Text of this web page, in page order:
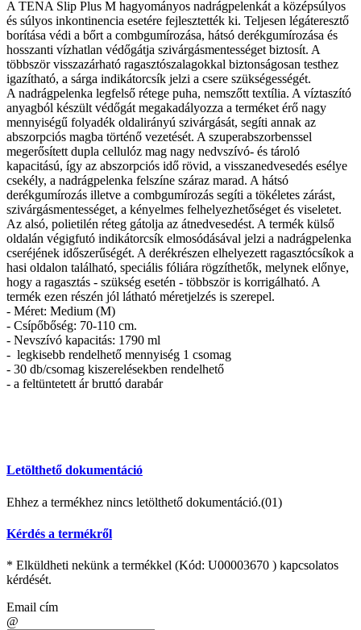
A TENA Slip Plus M hagyományos nadrágpelenkát a középsúlyos
és súlyos inkontinencia esetére fejlesztették ki. Teljesen légáteresztő
borítása védi a bőrt a combgumírozása, hátsó derékgumírozása és
hosszanti vízhatlan védőgátja szivárgásmentességet biztosít. A
többször visszazárható ragasztószalagokkal biztonságosan testhez
igazítható, a sárga indikátorcsík jelzi a csere szükségességét.
A nadrágpelenka legfelső rétege puha, nemszőtt textília. A víztaszító
anyagból készült védőgát megakadályozza a terméket érő nagy
mennyiségű folyadék oldalirányú szivárgását, segíti annak az
abszorpciós magba történő vezetését. A szuperabszorbenssel
megerősített dupla cellulóz mag nagy nedvszívó- és tároló
kapacitású, így az abszorpciós idő rövid, a visszanedvesedés esélye
csekély, a nadrágpelenka felszíne száraz marad. A hátsó
derékgumírozás illetve a combgumírozás segíti a tökéletes zárást,
szivárgásmentességet, a kényelmes felhelyezhetőséget és viseletet.
Az alsó, polietilén réteg gátolja az átnedvesedést. A termék külső
oldalán végigfutó indikátorcsík elmosódásával jelzi a nadrágpelenka
cseréjének időszerűségét. A derékrészen elhelyezett ragasztócsíkok a
hasi oldalon található, speciális fóliára rögzíthetők, melynek előnye,
hogy a ragasztás - szükség esetén - többször is korrigálható. A
termék ezen részén jól látható méretjelzés is szerepel.
- Méret: Medium (M)
- Csípőbőség: 70-110 cm.
- Nevszívó kapacitás: 1790 ml
- legkisebb rendelhető mennyiség 1 csomag
- 30 db/csomag kiszerelésekben rendelhető
- a feltüntetett ár bruttó darabár
Letölthető dokumentáció
Ehhez a termékhez nincs letölthető dokumentáció.(01)
Kérdés a termékről
* Elküldheti nekünk a termékkel (Kód: U00003670 ) kapcsolatos
kérdését.
Email cím
@